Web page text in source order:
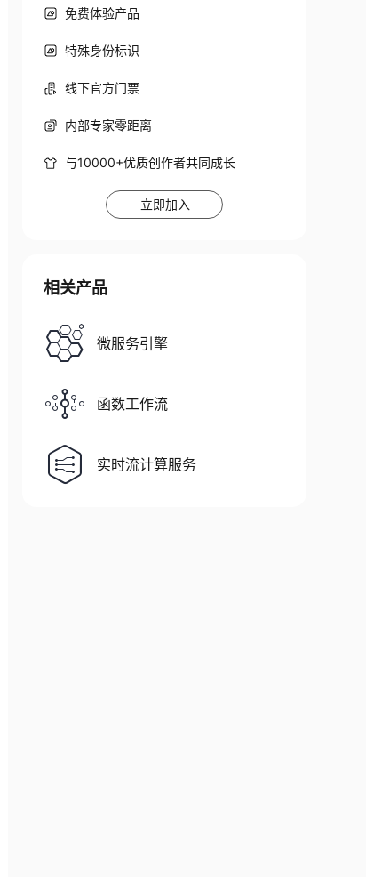
免费体验产品
特殊身份标识
线下官方门票
内部专家零距离
与10000+优质创作者共同成长
立即加入
相关产品
微服务引擎
函数工作流
实时流计算服务